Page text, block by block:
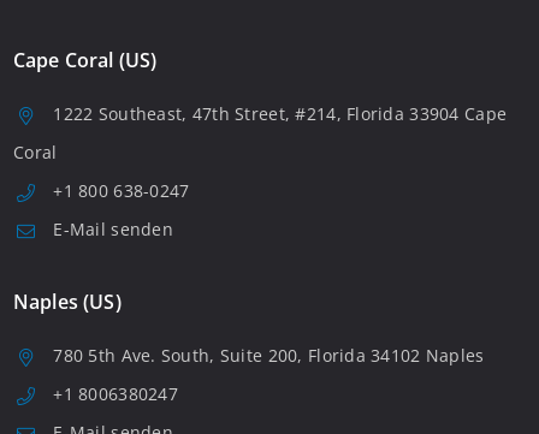
Cape Coral (US)
1222 Southeast, 47th Street, #214, Florida 33904 Cape
Coral
+1 800 638-0247
E-Mail senden
Naples (US)
780 5th Ave. South, Suite 200, Florida 34102 Naples
+1 8006380247